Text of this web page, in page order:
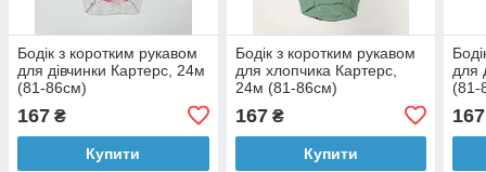
Бодік з коротким рукавом
для дівчинки Картерс, 24м
(81-86см)
167 ₴
Купити
Бодік з коротким рукавом
для хлопчика Картерс,
24м (81-86см)
167₴
Купити
для
(81-
167